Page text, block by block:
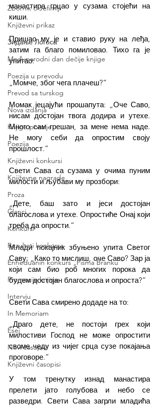
Zbornik o Jefimiji
Književni prikaz
Зидање Логоса
Međunarodni dan dečije knjige
Poezija u prevodu
Prevod sa turskog
Nova izdanja
Knjige poezije
Poezija
Književni konkursi
Književne nagrade
Proza
Članci
Konkursi
Rezultati konkursa
Enheduanin konkurs „Pisma Branku ”
Promocija knjige
Intervju
In Memoriam
Esej
Novi časopisi
Književni časopisi
манастира грцао у сузама стојећи на
киши.
Пришао му је и ставио руку на леђа,
затим га благо помиловао. Тихо га је
упитао:
„Момче, због чега плачеш?”
Момак јецајући прошапута: „Оче Саво,
нисам достојан твога додира и утехе.
Много сам грешан, за мене нема наде.
Не могу себи да опростим своју
прошлост.”
Свети Сава са сузама у очима пуним
милости и љубави му прозбори:
„Дете, баш зато и јеси достојан
благослова и утехе. Опростиће Онај који
треба да опрости.”
Млади покајник збуњено упита Светог
Саву: „Како то мислиш, оче Саво? Зар ја
који сам био роб многих порока да
будем достојан благослова и опроста?”
Свети Сава смирено додаде на то:
„Драго дете, не постоји грех који
милостиви Господ не може опростити
своме чеду из чијег срца сузе покајања
проговоре.”
У том тренутку изнад манастира
прелети јато голубова и небо се
разведри. Свети Сава загрли младића